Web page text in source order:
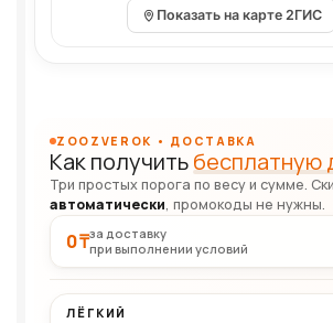
Показать на карте 2ГИС
ZOOZVEROK • ДОСТАВКА
Как получитьбесплатную
Три простых порога по весу и сумме.
автоматически, промокоды не нужны.
0 ₸за доставку
при выполнении условий
ЛЁГКИЙ